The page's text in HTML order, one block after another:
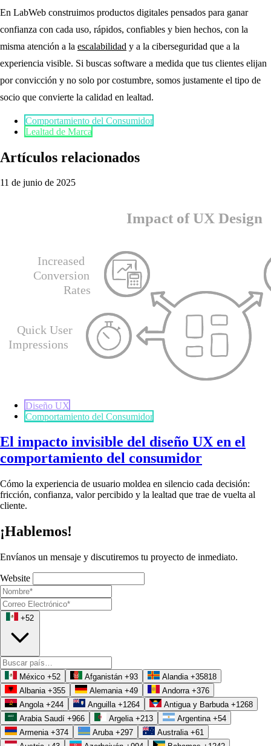
En LabWeb construimos productos digitales pensados para ganar
confianza con cada uso, rápidos, confiables y bien hechos, con la
misma atención a la escalabilidad y a la ciberseguridad que a la
experiencia visible. Si buscas software a medida que tus clientes elijan
por convicción y no solo por costumbre, somos justamente el tipo de
socio que convierte la calidad en lealtad.
Comportamiento del Consumidor
Lealtad de Marca
Artículos relacionados
11 de junio de 2025
Diseño UX
Comportamiento del Consumidor
El impacto invisible del diseño UX en el
comportamiento del consumidor
Cómo la experiencia de usuario moldea en silencio cada decisión:
fricción, confianza, valor percibido y la lealtad que trae de vuelta al
cliente.
¡Hablemos!
Envíanos un mensaje y discutiremos tu proyecto de inmediato.
Website
+52
México +52 Afganistán +93 Alandia +35818
Albania +355 Alemania +49 Andorra +376
Angola +244 Anguilla +1264 Antigua y Barbuda +1268
Arabia Saudí +966 Argelia +213 Argentina +54
Armenia +374 Aruba +297 Australia +61